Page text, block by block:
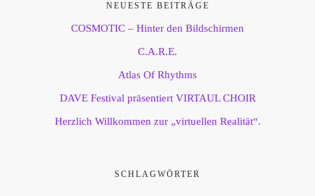
NEUESTE BEITRÄGE
COSMOTIC – Hinter den Bildschirmen
C.A.R.E.
Atlas Of Rhythms
DAVE Festival präsentiert VIRTAUL CHOIR
Herzlich Willkommen zur „virtuellen Realität“.
SCHLAGWÖRTER